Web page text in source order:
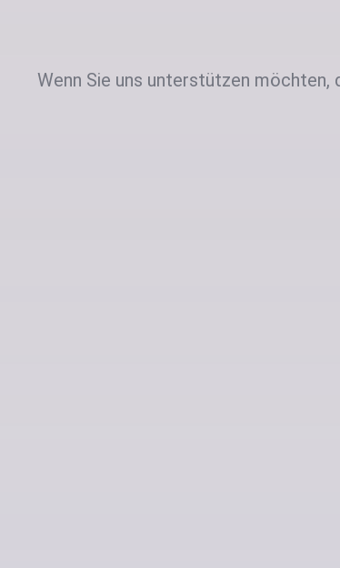
Wenn Sie uns unterstützen möchten,